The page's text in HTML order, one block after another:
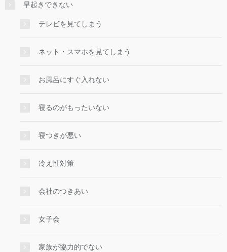
早起きできない
テレビを見てしまう
ネット・スマホを見てしまう
お風呂にすぐ入れない
寝るのがもったいない
寝つきが悪い
冷え性対策
会社のつきあい
女子会
家族が協力的でない